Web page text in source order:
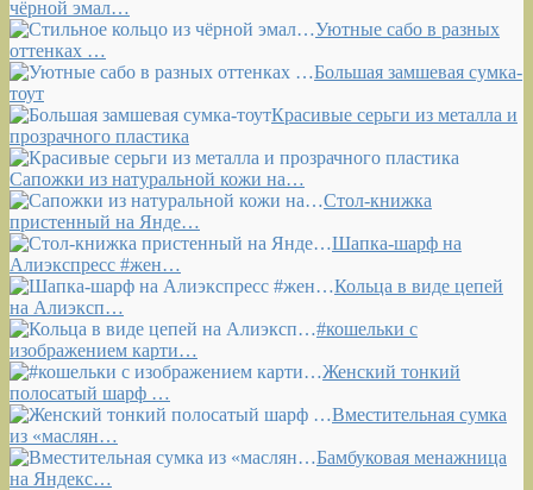
чёрной эмал…
Уютные сабо в разных
оттенках …
Большая замшевая сумка-
тоут
Красивые серьги из металла и
прозрачного пластика
Сапожки из натуральной кожи на…
Стол-книжка
пристенный на Янде…
Шапка-шарф на
Алиэкспресс #жен…
Кольца в виде цепей
на Алиэксп…
#кошельки с
изображением карти…
Женский тонкий
полосатый шарф …
Вместительная сумка
из «маслян…
Бамбуковая менажница
на Яндекс…